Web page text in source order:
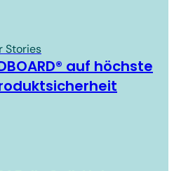
Stories
auf höchste